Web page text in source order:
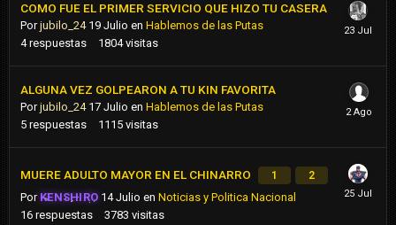
COMO FUE EL PRIMER SERVICIO QUE HIZO TU CASERA
Porjubilo_24 19 Julio en Hablemos de las Putas
4 respuestas 1804 visitas
ALGUNA VEZ GOLPEARON A TU KIN FAVORITA
Porjubilo_24 17 Julio en Hablemos de las Putas
5 respuestas 1115 visitas
MUERE ADULTO MAYOR EN EL CHINARRO 1 2
Por KENSHIRO 14 Julio enNoticias y Politica Nacional
16 respuestas 3783 visitas